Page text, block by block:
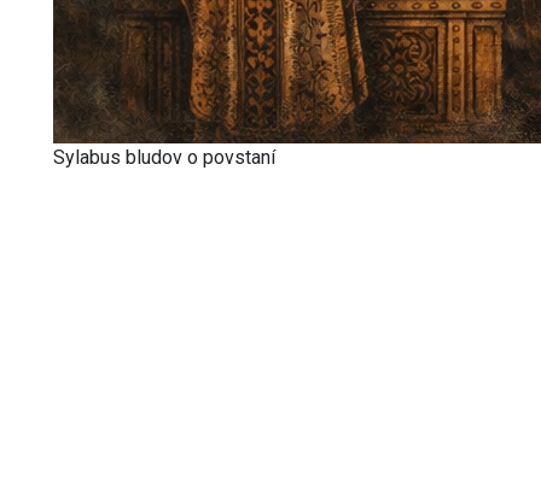
Sylabus bludov o povstaní